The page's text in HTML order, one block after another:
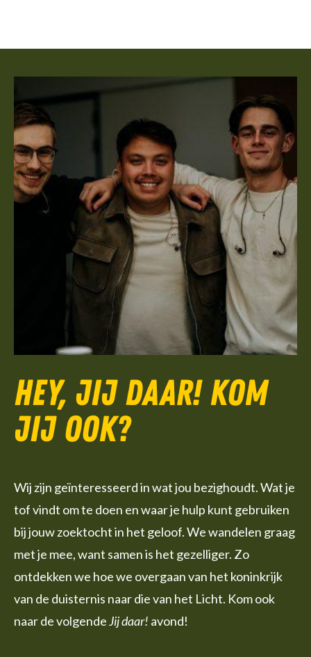
Hey, jij daar! Kom
jij ook?
Wij zijn geïnteresseerd in wat jou bezighoudt. Wat je
tof vindt om te doen en waar je hulp kunt gebruiken
bij jouw zoektocht in het geloof. We wandelen graag
met je mee, want samen is het gezelliger. Zo
ontdekken we hoe we overgaan van het koninkrijk
van de duisternis naar die van het Licht. Kom ook
naar de volgendeJij daar! avond!